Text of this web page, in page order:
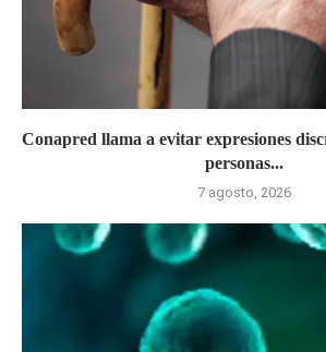
Conapred llama a evitar expresiones
personas...
7 agosto, 2026